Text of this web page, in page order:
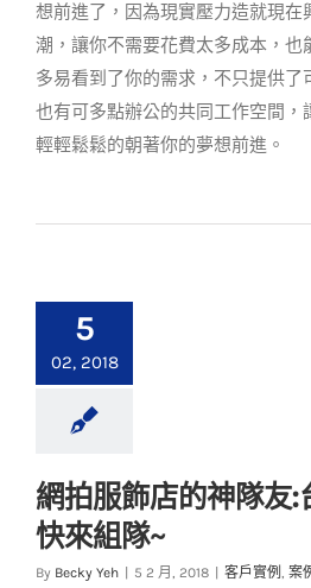
想前進了，因為現實壓力造就現在
潮，讓你不需要花費太多成本，也
多易看到了你的需求，不只提供了
也有可多點辦公的共同工作空間，
輕輕鬆鬆的朝著你的夢想前進。
5
02, 2018
網拍服飾店的
隊~
網拍服飾店的神隊友:
快來組隊~
By Becky Yeh 5 2 月, 2018 客戶實例 , 案